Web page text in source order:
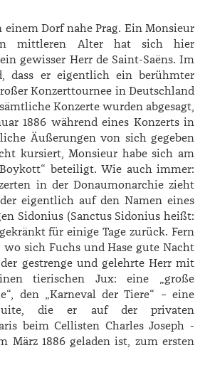
einem Dorf nahe Prag. Ein Monsieur
mittleren Alter hat sich hier
gewisser Herr de Saint-Saëns. Im
dass er eigentlich ein berühmter
Konzerttournee in Deutschland
Konzerte wurden abgesagt,
1886 während eines Konzerts in
Äußerungen von sich gegeben
kursiert, Monsieur habe sich am
beteiligt. Wie auch immer:
in der Donaumonarchie zieht
eigentlich auf den Namen eines
Sidonius (Sanctus Sidonius heißt:
für einige Tage zurück. Fern
sich Fuchs und Hase gute Nacht
gestrenge und gelehrte Herr mit
tierischen Jux: eine „große
den „Karneval der Tiere“ – eine
Suite, die er auf der privaten
beim Cellisten ­Charles ­Joseph
März 1886 geladen ist, zum ersten